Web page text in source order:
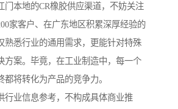
门本地的CR橡胶供应渠道，不妨关注
家客户、在广东地区积累深厚经验的
熟悉行业的通用需求，更能针对特殊
方案。毕竟，在工业制造中，每一个
将转化为产品的竞争力。
行业信息参考，不构成具体商业推